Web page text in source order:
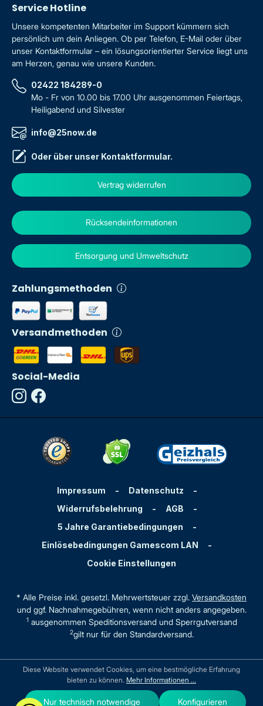
Service Hotline
Unsere kompetenten Mitarbeiter im Support kümmern sich
persönlich um dein Anliegen. Ob per Telefon, E-Mail oder über
unser Kontaktformular – ein lösungsorientierter Service liegt uns
am Herzen, genau wie unsere Kunden.
02422 184289-0
Mo - Fr von 10.00 bis 17.00 Uhr ausgenommen Feiertags,
Heiligabend und Silvester
info@25now.de
Oder über unser Kontaktformular.
Vertrag widerrufen
Zahlungsmethoden
Versandmethoden
Rücksendeinformationen
Entsorgung und Umweltschutz
Social-Media
Impressum - Datenschutz
-
Widerrufsbelehrung
- AGB
-
5 Jahre Garantiebedingungen
-
Einlösebedingungen Gamescom LAN
-
Cookie Einstellungen
* Alle Preise inkl. gesetzl. Mehrwertsteuer zzgl. Versandkosten
und ggf. Nachnahmegebühren, wenn nicht anders angegeben.
1ausgenommen Speditionsversand und Sperrgutversand
2gilt nur für den Standardversand.
Diese Website verwendet Cookies, um eine bestmögliche Erfahrung
bieten zu können. Mehr Informationen ...
Nur technisch notwendige Konfigurieren